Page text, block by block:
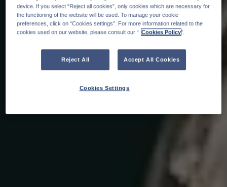
device. If you select “Reject all cookies”, only cookies which are necessary for
the functioning of the website will be used. To manage your cookie
preferences, click on “Cookies settings”. For more information related to the
cookies used on our website, please consult our “ Cookies Policy".
Reject All Accept All Cookies
Cookies Settings